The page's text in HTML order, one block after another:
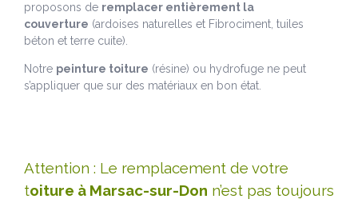
proposons de remplacer entièrement la
couverture (ardoises naturelles et Fibrociment, tuiles
béton et terre cuite).
Notre peinture toiture (résine) ou hydrofuge ne peut
s’appliquer que sur des matériaux en bon état.
Attention : Le remplacement de votre
toiture à Marsac-sur-Don n’est pas toujours